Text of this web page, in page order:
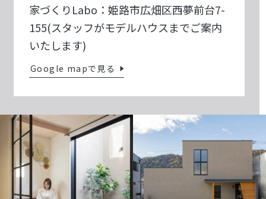
家づくりLabo：姫路市広畑区西夢前台7-
155(スタッフがモデルハウスまでご案内
いたします)
Google mapで見る